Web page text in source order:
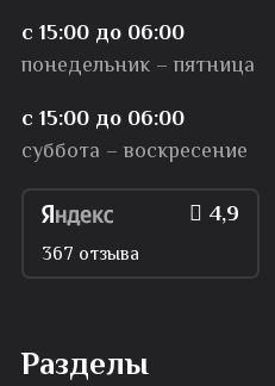
с 15:00 до 06:00
понедельник – пятница
с 15:00 до 06:00
суббота – воскресение
4,9
367 отзыва
Разделы